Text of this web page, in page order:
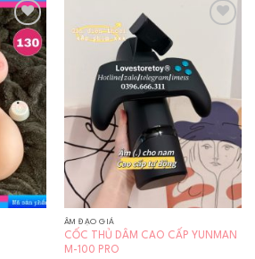
Add to
wishlist
wishlist
ÂM ĐẠO GIẢ
CỐC THỦ DÂM CAO CẤP YUNMAN
M-100 PRO